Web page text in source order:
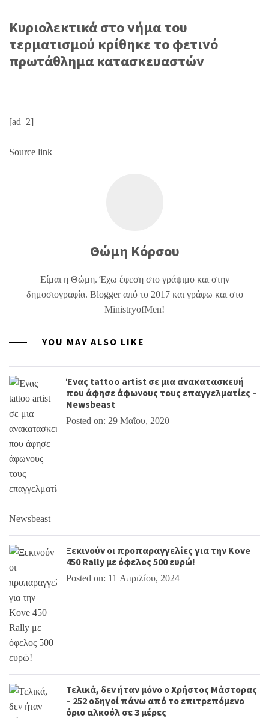
Κυριολεκτικά στο νήμα του
τερματισμού κρίθηκε το φετινό
πρωτάθλημα κατασκευαστών
[ad_2]
Source link
Θώμη Κόρσου
Είμαι η Θώμη. Έχω έφεση στο γράψιμο και στην
δημοσιογραφία. Blogger από το 2017 και γράφω και στο
MinistryofMen!
YOU MAY ALSO LIKE
Ένας tattoo artist σε μια ανακατασκευή
που άφησε άφωνους τους επαγγελματίες –
Newsbeast
Posted on: 29 Μαΐου, 2020
Ξεκινούν οι προπαραγγελίες για την Kove
450 Rally με όφελος 500 ευρώ!
Posted on: 11 Απριλίου, 2024
Τελικά, δεν ήταν μόνο ο Χρήστος Μάστορας
– 252 οδηγοί πάνω από το επιτρεπόμενο
όριο αλκοόλ σε 3 μέρες